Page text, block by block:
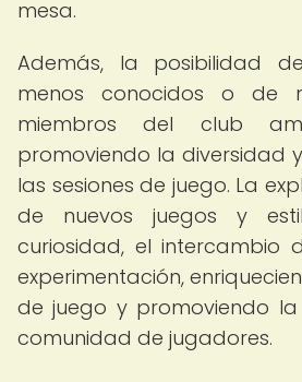
mesa.
Además, la posibilidad
menos conocidos o de
miembros del club
promoviendo la diversidad
las sesiones de juego. La
de nuevos juegos y
curiosidad, el intercambio
experimentación,
de juego y promoviendo
comunidad de jugadores.